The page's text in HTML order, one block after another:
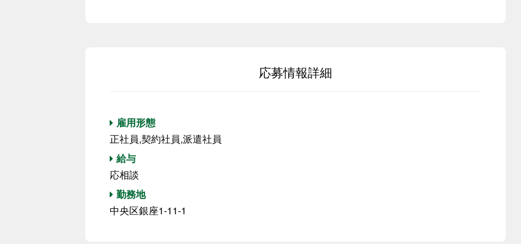
応募情報詳細
雇用形態
正社員,契約社員,派遣社員
給与
応相談
勤務地
中央区銀座1-11-1